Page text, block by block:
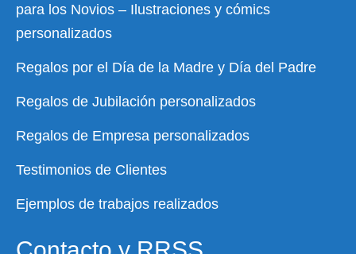
para los Novios – Ilustraciones y cómics
personalizados
Regalos por el Día de la Madre y Día del Padre
Regalos de Jubilación personalizados
Regalos de Empresa personalizados
Testimonios de Clientes
Ejemplos de trabajos realizados